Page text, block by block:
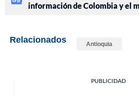
información de Colombia y el
Relacionados Antioquia
PUBLICIDAD